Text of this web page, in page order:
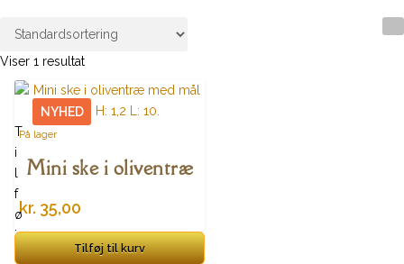
Viser 1 resultat
NYHED
T
i
f
ø
j
ø
På lager
Mini ske i oliventræ
kr. 35,00
Tilføj til kurv